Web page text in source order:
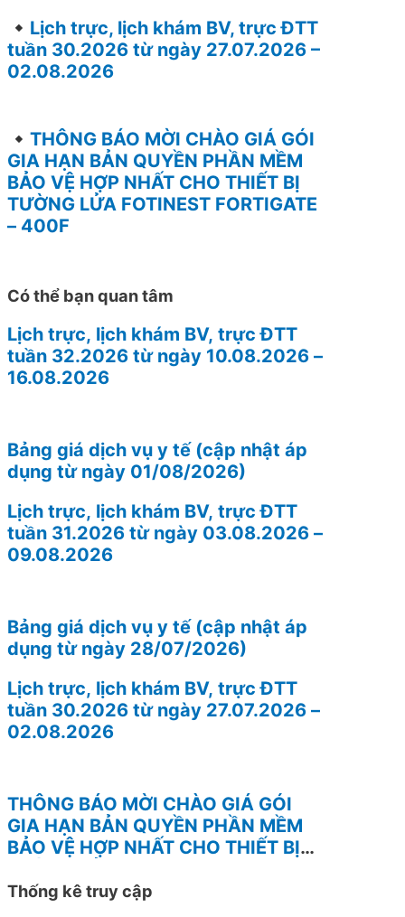
Lịch trực, lịch khám BV, trực ĐTT
tuần 30.2026 từ ngày 27.07.2026 –
02.08.2026
THÔNG BÁO MỜI CHÀO GIÁ GÓI
GIA HẠN BẢN QUYỀN PHẦN MỀM
BẢO VỆ HỢP NHẤT CHO THIẾT BỊ
TƯỜNG LỬA FOTINEST FORTIGATE
– 400F
Có thể bạn quan tâm
Lịch trực, lịch khám BV, trực ĐTT
tuần 32.2026 từ ngày 10.08.2026 –
16.08.2026
Bảng giá dịch vụ y tế (cập nhật áp
dụng từ ngày 01/08/2026)
Lịch trực, lịch khám BV, trực ĐTT
tuần 31.2026 từ ngày 03.08.2026 –
09.08.2026
Bảng giá dịch vụ y tế (cập nhật áp
dụng từ ngày 28/07/2026)
Lịch trực, lịch khám BV, trực ĐTT
tuần 30.2026 từ ngày 27.07.2026 –
02.08.2026
THÔNG BÁO MỜI CHÀO GIÁ GÓI
GIA HẠN BẢN QUYỀN PHẦN MỀM
BẢO VỆ HỢP NHẤT CHO THIẾT BỊ
– 400F
Thống kê truy cập